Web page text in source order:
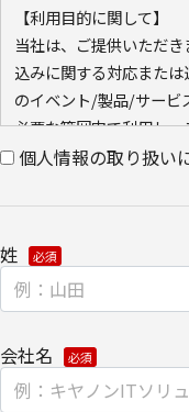
【利用目的に関して】
当社は、ご提供いただ
込みに関する対応また
のイベント/製品/サービ
必要な範囲内で利用し
しません。
Cookie（クッキー）を
ンク先ページ、および
ウェブページ内に限られ
び、これに基づく販売
・ウェブサイトにおける
て。
クッキー（cookie）とウ
個人情報の取り扱い
姓
会社名